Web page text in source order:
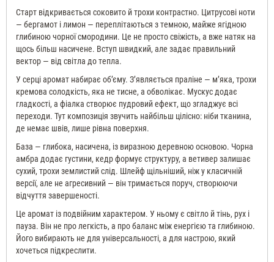
Старт відкривається соковито й трохи контрастно. Цитрусові ноти
— бергамот і лимон — переплітаються з темною, майже ягідною
глибиною чорної смородини. Це не просто свіжість, а вже натяк на
щось більш насичене. Вступ швидкий, але задає правильний
вектор — від світла до тепла.
У серці аромат набирає об’єму. З’являється праліне — м’яка, трохи
кремова солодкість, яка не тисне, а обволікає. Мускус додає
гладкості, а фіалка створює пудровий ефект, що згладжує всі
переходи. Тут композиція звучить найбільш цілісно: ніби тканина,
де немає швів, лише рівна поверхня.
База — глибока, насичена, із виразною деревною основою. Чорна
амбра додає густини, кедр формує структуру, а ветивер залишає
сухий, трохи землистий слід. Шлейф щільніший, ніж у класичній
версії, але не агресивний — він тримається поруч, створюючи
відчуття завершеності.
Це аромат із подвійним характером. У ньому є світло й тінь, рух і
пауза. Він не про легкість, а про баланс між енергією та глибиною.
Його вибирають не для універсальності, а для настрою, який
хочеться підкреслити.